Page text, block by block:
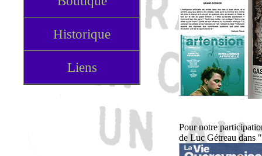
Historique
Liens
Pour notre
de Luc Gétreau dans "